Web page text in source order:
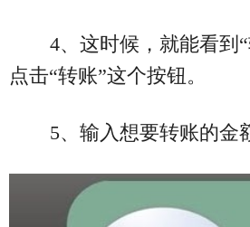
4、这时候，就能看到
点击“转账”这个按钮。
5、输入想要转账的金